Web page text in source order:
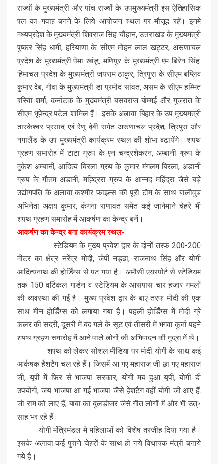
राज्यों के मुख्यमंत्री और पांच राज्यों के उपमुख्यमंत्री इस ऐतिहासिक
पल का गवाह बनने के लिये आयोजन स्थल पर मौजूद रहें। इनमे
मध्यप्रदेश के मुख्यमंत्री शिवराज सिंह चौहान, उत्तराखंड के मुख्यमंत्री
पुष्कर सिंह धामी, हरियाणा के सीएम मोहन लाल खट्टर, अरूणाचल
प्रदेश के मुख्यमंत्री पेमा खांडू, मणिपुर के मुख्यमंत्री एम बिरेन सिंह,
हिमाचल प्रदेश के मुख्यमंत्री जयराम ठाकुर, त्रिपुरा के सीएम बप्लिव
कुमार देब, गोवा के मुख्यमंत्री डा प्रमोद सांवत, असम के सीएम हम्मित
बस्विा शर्मा, कर्नाटक के मुख्यमंत्री बसवराज बोम्मई और गुजरात के
सीएम भूपेन्द्र पटेल शामिल हैं। इसके अलावा बिहार के उप मुख्यमंत्री
तारकेश्वर प्रसाद एवं रेणु देवी समेत अरूणाचल प्रदेश, त्रिपुरा और
नगालैंड के उप मुख्यमंत्री कार्यक्रम स्थल की शोभा बढायेंगे। शपथ
ग्रहण समारोह में टाटा ग्रुप के एन चन्द्रशेकरन, अम्बानी ग्रुप के
मुकेश अम्बानी, आदित्य बिरला ग्रुप के कुमार मंगलम बिरला, अडानी
ग्रुप के गौतम अडानी, मह्द्रिरा ग्रुप के आन्नद महिंद्रा जैसे बड़े
उद्योगपति के अलावा कश्मीर फाइल्स की पूरी टीम के साथ बालीवुड
अभिनेता अक्षय कुमार, कंगना राणावत समेत कई जानेमाने चेहरे भी
शपथ ग्रहण समारोह में आकर्षण का केन्द्र बनें।
आकर्षण का केन्द्र बना कार्यक्रम स्थल-
स्टेडियम के मुख्य प्रवेश द्वार के दोनों तरफ 200-200
मीटर का क्षेत्र नरेंद्र मोदी, जेपी नड्ढा, राजनाथ सिंह और योगी
आदित्यनाथ की होर्डिंग्स से पट गया है। अमौसी एयरपोर्ट से स्टेडियम
तक 150 वर्टिकल गार्डन व स्टेडियम के आसपास चार हजार गमलों
की व्यवस्था की गई है। मुख्य प्रवेश द्वार के बाएं तरफ मोदी की एक
साथ मीन होर्डिंग्स को लगाया गया है। पहली होर्डिंग्स में मोदी ग्रे
कलर की सदरी, दूसरी में बंद गले के सूट एवं तीसरी में भगवा कुर्ता पहने
शपथ ग्रहण समारोह में आने वाले लोगों की अभिवादन की मुद्रा में थे।
शपथ को लेकर सोशल मीडिया पर मोदी योगी के साथ कई
आर्कषक हैशटैग चल रहे हैं। जिसमें आ गए महाराज जी छा गए महाराज
जी, यूपी में फिर से भाजपा सरकार, योगी मय हुआ यूपी, योगी ही
उपयोगी, जय भाजपा आ गई भाजपा जैसे हेशटैग वहीं योगी जी आए हैं,
जो राम को लाए हैं, बाबा का बुलडोजर जैसे गीत लोगों में और भी उत्?
साह भर रहे हैं।
योगी मंत्रिमंडल मे महिलाओं को विशेष तरजीह दिया गया है।
इसके अलावा कई पुराने चेहरों के साथ ही नये विधायक मंत्री बनाये
गये है।